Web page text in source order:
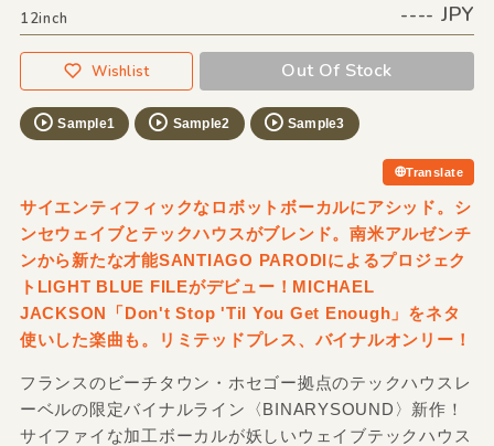
12inch ---- JPY
Wishlist Out Of Stock
Sample1 Sample2 Sample3
Translate
サイエンティフィックなロボットボーカルにアシッド。シ
ンセウェイブとテックハウスがブレンド。南米アルゼンチ
ンから新たな才能SANTIAGO PARODIによるプロジェク
トLIGHT BLUE FILEがデビュー！MICHAEL
JACKSON「Don't Stop 'Til You Get Enough」をネタ
使いした楽曲も。リミテッドプレス、バイナルオンリー！
フランスのビーチタウン・ホセゴー拠点のテックハウスレ
ーベルの限定バイナルライン〈BINARYSOUND〉新作！
サイファイな加工ボーカルが妖しいウェイブテックハウス